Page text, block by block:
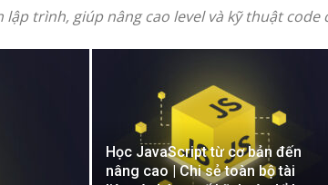
trình, giúp nâng cao level và kỹ thuật code
Học JavaScript từ cơ bản đến
nâng cao | Chi sẻ toàn bộ tài